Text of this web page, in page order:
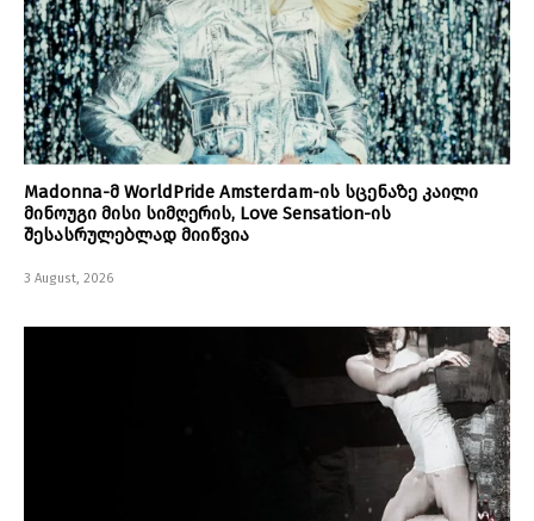
Madonna-მ WorldPride Amsterdam-ის სცენაზე კაილი
მინოუგი მისი სიმღერის, Love Sensation-ის
შესასრულებლად მიიწვია
3 August, 2026